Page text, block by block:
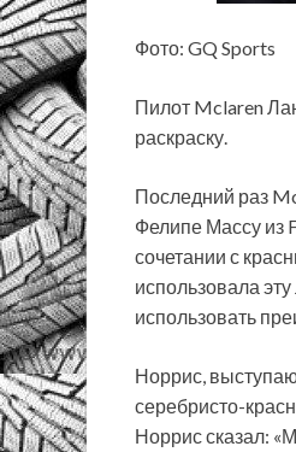
Фото: GQ Sports
Пилот Mclaren
раскраску.
Последний раз
Фелипе Массу из
сочетании с
использовала
использовать
Норрис,
серебристо-
Норрис сказал: